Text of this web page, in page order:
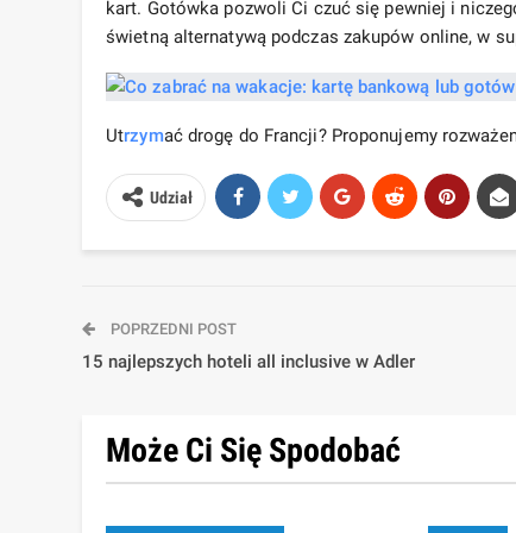
kart. Gotówka pozwoli Ci czuć się pewniej i
świetną alternatywą podczas zakupów online, w
Utrzymać drogę do Francji? Proponujemy
Udział
POPRZEDNI POST
15 najlepszych hoteli all inclusive w Adler
Może Ci Się Spodobać